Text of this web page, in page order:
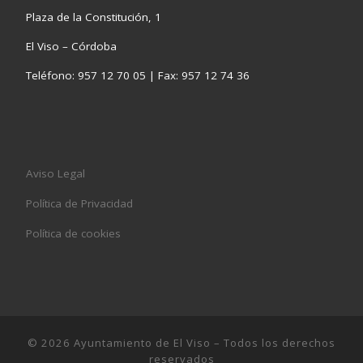
Plaza de la Constitución, 1
El Viso – Córdoba
Teléfono: 957 12 70 05 | Fax: 957 12 74 36
Aviso Legal
Política de Privacidad
Política de cookies
© 2026 Ayuntamiento de El Viso – Todos los derechos
reservados